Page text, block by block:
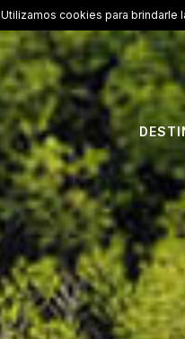
Utilizamos cookies para brindarle